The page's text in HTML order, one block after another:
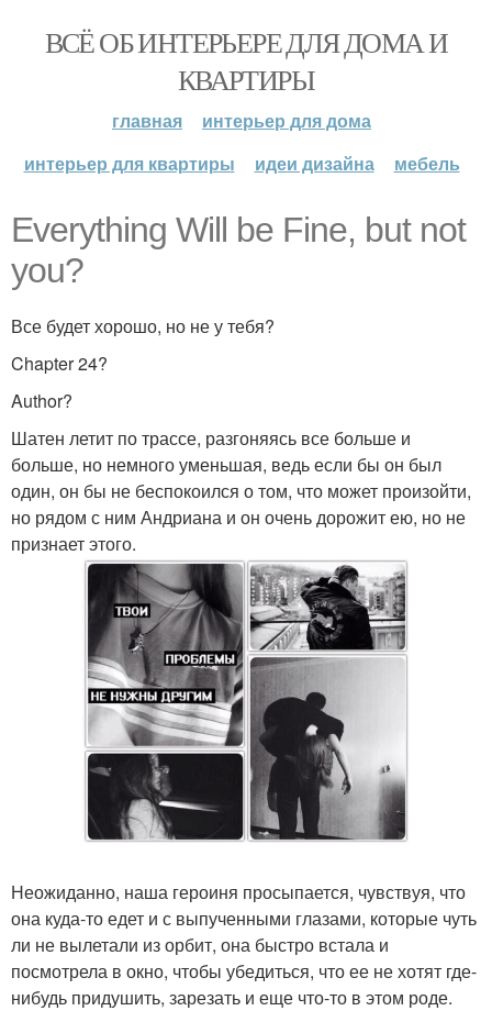
ВСЁ ОБ ИНТЕРЬЕРЕ ДЛЯ ДОМА И
КВАРТИРЫ
главная
интерьер для дома
интерьер для квартиры
идеи дизайна мебель
Everything Will be Fine, but not
you?
Все будет хорошо, но не у тебя?
Chapter 24?
Author?
Шатен летит по трассе, разгоняясь все больше и
больше, но немного уменьшая, ведь если бы он был
один, он бы не беспокоился о том, что может произойти,
но рядом с ним Андриана и он очень дорожит ею, но не
признает этого.
Неожиданно, наша героиня просыпается, чувствуя, что
она куда-то едет и с выпученными глазами, которые чуть
ли не вылетали из орбит, она быстро встала и
посмотрела в окно, чтобы убедиться, что ее не хотят где-
нибудь придушить, зарезать и еще что-то в этом роде.